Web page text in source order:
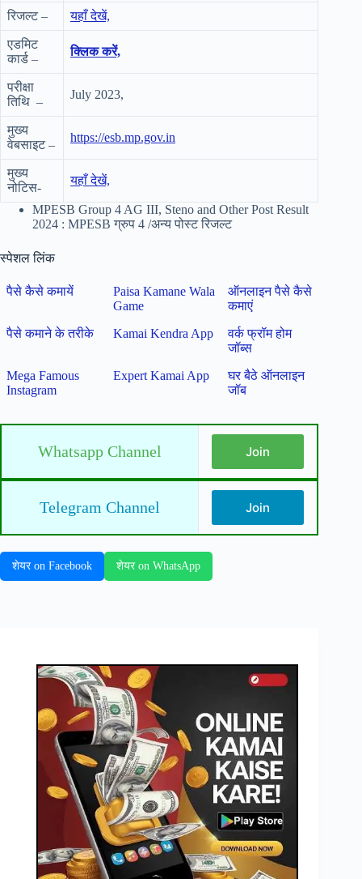
रिजल्ट – यहाँ देखें,
एडमिट
कार्ड –
क्लिक करें,
परीक्षा
तिथि –
July 2023,
मुख्य
वेबसाइट –
https://esb.mp.gov.in
मुख्य
नोटिस-
यहाँ देखें,
MPESB Group 4 AG III, Steno and Other Post Result
2024 : MPESB ग्रुप 4 /अन्य पोस्ट रिजल्ट
स्पेशल लिंक
पैसे कैसे कमायें
Paisa Kamane Wala
Game
ऑनलाइन पैसे कैसे
कमाएं
पैसे कमाने के तरीके
Kamai Kendra App
वर्क फ्रॉम होम
जॉब्स
Mega Famous
Instagram
Expert Kamai App
घर बैठे ऑनलाइन
जॉब
Whatsapp Channel Join
Telegram Channel Join
शेयर on Facebook शेयर on WhatsApp